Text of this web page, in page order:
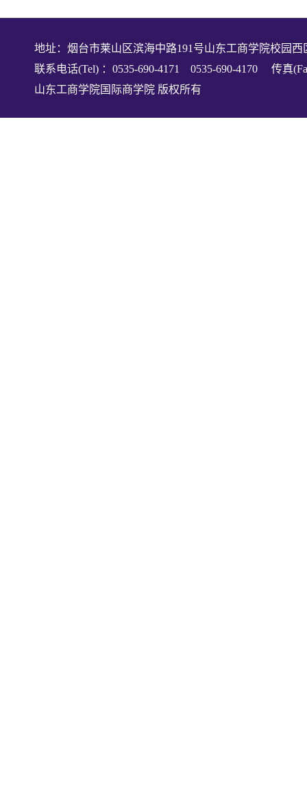
地址：烟台市莱山区滨海中路191号山东工商学院校园西
联系电话(Tel) ：0535-690-4171 0535-690-4170 传真
山东工商学院国际商学院 版权所有